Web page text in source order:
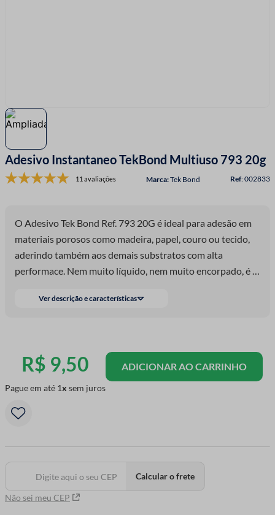
Adesivo Instantaneo TekBond Multiuso 793 20g
11 avaliações Tek Bond :002833
O Adesivo Tek Bond Ref. 793 20G é ideal para adesão em
materiais porosos como madeira, papel, couro ou tecido,
aderindo também aos demais substratos com alta
performace. Nem muito líquido, nem muito encorpado, é o
característica uma colagem rápida, firme e resistente.
Ver descrição e características
R$ 9,50
Pague em até 1 sem juros
ADICIONAR AO CARRINHO
Não sei meu CEP
Calcular o frete